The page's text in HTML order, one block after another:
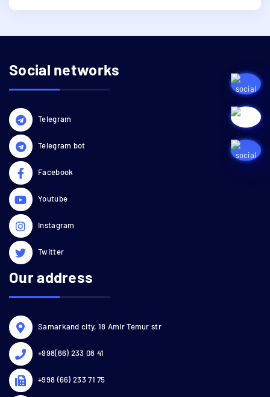
Social networks
Telegram
Telegram bot
Facebook
Youtube
Instagram
Twitter
Our address
Samarkand city, 18 Amir Temur str
+998(66) 233 08 41
+998 (66) 233 71 75